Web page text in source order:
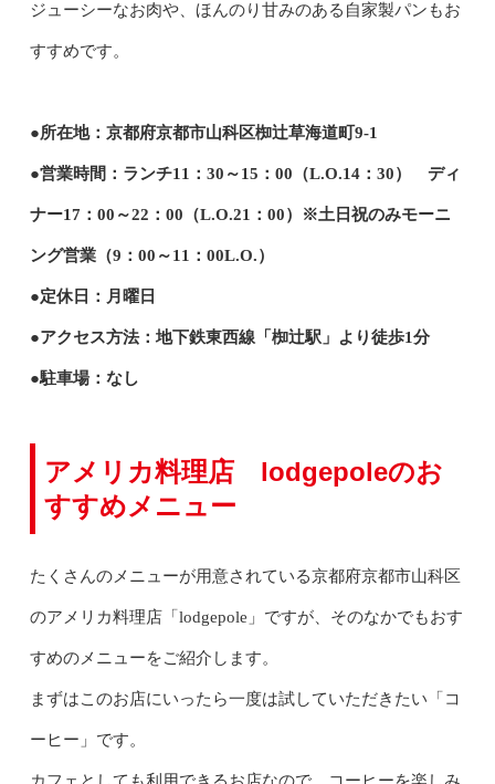
ジューシーなお肉や、ほんのり甘みのある自家製パンもお
すすめです。
●所在地：京都府京都市山科区椥辻草海道町9-1
●営業時間：ランチ11：30～15：00（L.O.14：30） ディ
ナー17：00～22：00（L.O.21：00）※土日祝のみモーニ
ング営業（9：00～11：00L.O.）
●定休日：月曜日
●アクセス方法：地下鉄東西線「椥辻駅」より徒歩1分
●駐車場：なし
アメリカ料理店 lodgepoleのお
すすめメニュー
たくさんのメニューが用意されている京都府京都市山科区
のアメリカ料理店「lodgepole」ですが、そのなかでもおす
すめのメニューをご紹介します。
まずはこのお店にいったら一度は試していただきたい「コ
ーヒー」です。